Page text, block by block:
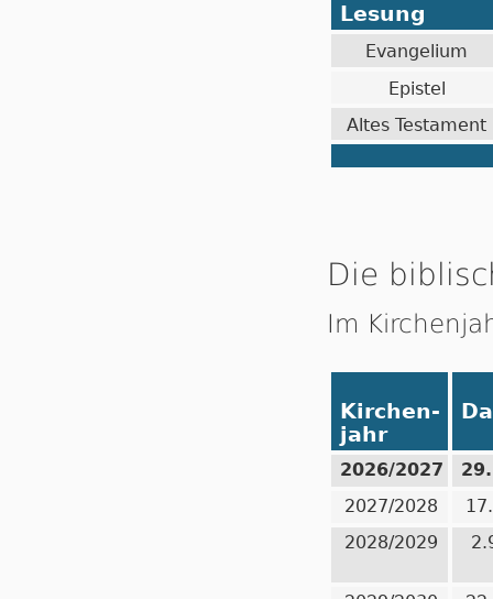
Lesung
Evangelium
Epistel
Altes Testament
Die
Im
Kirchen-
jahr
2026/2027
2027/2028
2028/2029